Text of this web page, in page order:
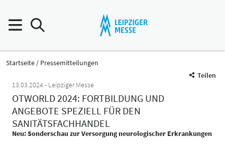
Startseite
Pressemitteilungen
Teilen
13.03.2024
Leipziger Messe
OTWORLD 2024: FORTBILDUNG UND
ANGEBOTE SPEZIELL FÜR DEN
SANITÄTSFACHHANDEL
Neu: Sonderschau zur Versorgung neurologischer Erkrankungen